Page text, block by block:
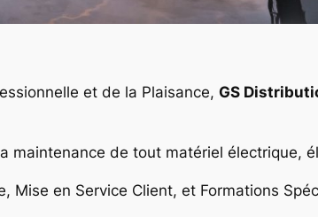
et de la Plaisance, GS
maintenance de tout matériel électrique,
Mise en Service Client, et Formations